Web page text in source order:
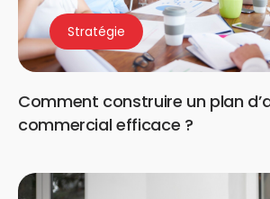
Comment construire un plan
commercial efficace ?
Stratégie